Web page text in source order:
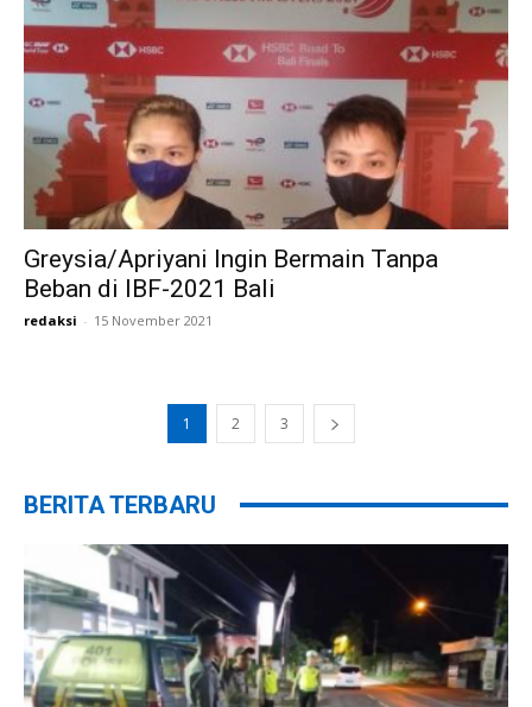
Greysia/Apriyani Ingin Bermain Tanpa
Beban di IBF-2021 Bali
redaksi - 15 November 2021
1 2 3
BERITA TERBARU